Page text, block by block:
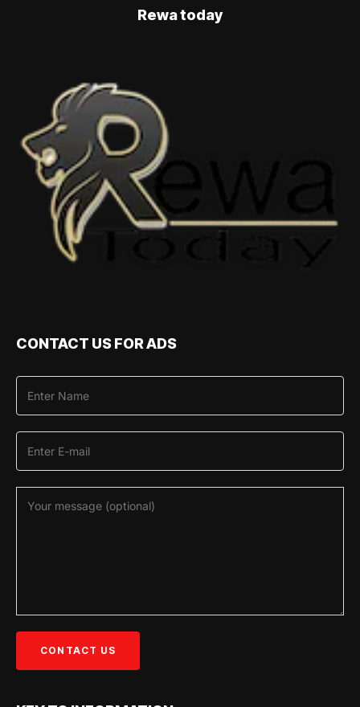
Rewa today
CONTACT US FOR ADS